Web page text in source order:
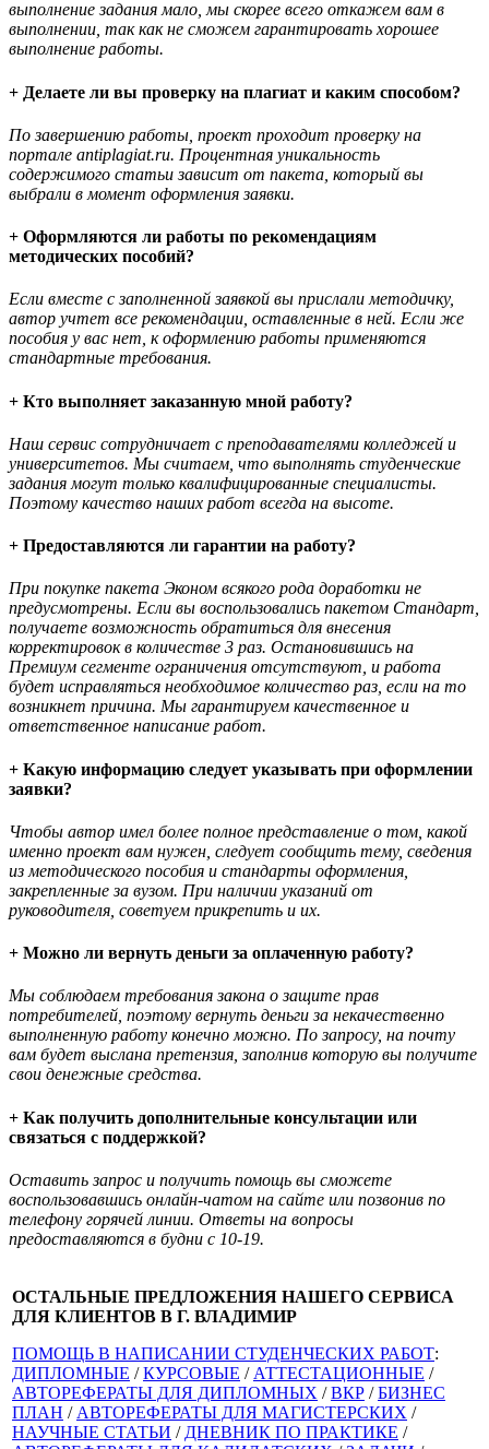
выполнение задания мало, мы скорее всего откажем вам в
выполнении, так как не сможем гарантировать хорошее
выполнение работы.
+ Делаете ли вы проверку на плагиат и каким способом?
По завершению работы, проект проходит проверку на
портале antiplagiat.ru. Процентная уникальность
содержимого статьи зависит от пакета, который вы
выбрали в момент оформления заявки.
+ Оформляются ли работы по рекомендациям
методических пособий?
Если вместе с заполненной заявкой вы прислали методичку,
автор учтет все рекомендации, оставленные в ней. Если же
пособия у вас нет, к оформлению работы применяются
стандартные требования.
+ Кто выполняет заказанную мной работу?
Наш сервис сотрудничает с преподавателями колледжей и
университетов. Мы считаем, что выполнять студенческие
задания могут только квалифицированные специалисты.
Поэтому качество наших работ всегда на высоте.
+ Предоставляются ли гарантии на работу?
При покупке пакета Эконом всякого рода доработки не
предусмотрены. Если вы воспользовались пакетом Стандарт,
получаете возможность обратиться для внесения
корректировок в количестве 3 раз. Остановившись на
Премиум сегменте ограничения отсутствуют, и работа
будет исправляться необходимое количество раз, если на то
возникнет причина. Мы гарантируем качественное и
ответственное написание работ.
+ Какую информацию следует указывать при оформлении
заявки?
Чтобы автор имел более полное представление о том, какой
именно проект вам нужен, следует сообщить тему, сведения
из методического пособия и стандарты оформления,
закрепленные за вузом. При наличии указаний от
руководителя, советуем прикрепить и их.
+ Можно ли вернуть деньги за оплаченную работу?
Мы соблюдаем требования закона о защите прав
потребителей, поэтому вернуть деньги за некачественно
выполненную работу конечно можно. По запросу, на почту
вам будет выслана претензия, заполнив которую вы получите
свои денежные средства.
+ Как получить дополнительные консультации или
связаться с поддержкой?
Оставить запрос и получить помощь вы сможете
воспользовавшись онлайн-чатом на сайте или позвонив по
телефону горячей линии. Ответы на вопросы
предоставляются в будни с 10-19.
ОСТАЛЬНЫЕ ПРЕДЛОЖЕНИЯ НАШЕГО СЕРВИСА
ДЛЯ КЛИЕНТОВ В Г. ВЛАДИМИР
ПОМОЩЬ В НАПИСАНИИ СТУДЕНЧЕСКИХ РАБОТ:
ДИПЛОМНЫЕ /КУРСОВЫЕ / АТТЕСТАЦИОННЫЕ /
АВТОРЕФЕРАТЫ ДЛЯ ДИПЛОМНЫХ /ВКР /БИЗНЕС
ПЛАН / АВТОРЕФЕРАТЫ ДЛЯ МАГИСТЕРСКИХ /
НАУЧНЫЕ СТАТЬИ / ДНЕВНИК ПО ПРАКТИКЕ /